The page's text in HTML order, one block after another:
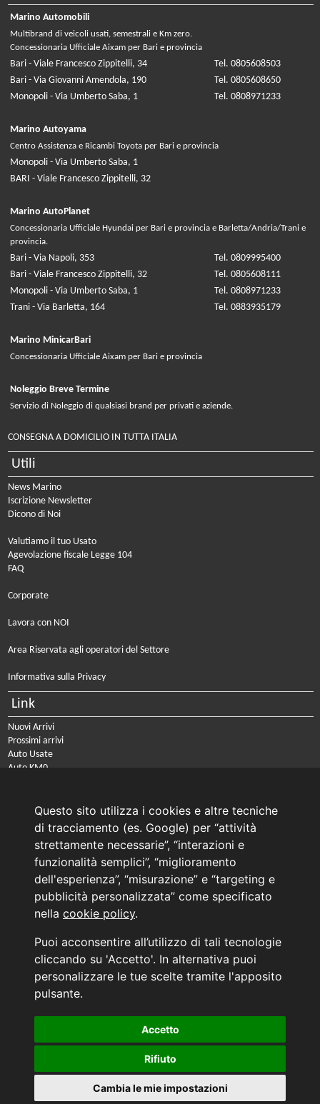
Questo sito utilizza i cookies e altre tecniche
di tracciamento (es. Google) per “attività
strettamente necessarie”, “interazioni e
funzionalità semplici”, “miglioramento
dell'esperienza”, “misurazione” e “targeting e
pubblicità personalizzata” come specificato
nella cookie policy.
Puoi acconsentire all’utilizzo di tali tecnologie
cliccando su 'Accetto'. In alternativa puoi
personalizzare le tue scelte tramite l'apposito
pulsante.
Accetto
Rifiuto
Cambia le mie impostazioni
Marino Automobili
Multibrand di veicoli usati, semestrali e Km zero.
Concessionaria Ufficiale Aixam per Bari e provincia
Bari - Viale Francesco Zippitelli, 34
Tel. 0805608503
Bari - Via Giovanni Amendola, 190
Tel. 0805608650
Monopoli - Via Umberto Saba, 1
Tel. 0808971233
Marino Autoyama
Centro Assistenza e Ricambi Toyota per Bari e provincia
Monopoli - Via Umberto Saba, 1
BARI - Viale Francesco Zippitelli, 32
Marino AutoPlanet
Concessionaria Ufficiale Hyundai per Bari e provincia e Barletta/Andria/Trani e
provincia.
Bari - Via Napoli, 353
Tel. 0809995400
Bari - Viale Francesco Zippitelli, 32
Tel. 0805608111
Monopoli - Via Umberto Saba, 1
Tel. 0808971233
Trani - Via Barletta, 164
Tel. 0883935179
Marino MinicarBari
Concessionaria Ufficiale Aixam per Bari e provincia
Noleggio Breve Termine
Servizio di Noleggio di qualsiasi brand per privati e aziende.
CONSEGNA A DOMICILIO IN TUTTA ITALIA
Utili
News Marino
Iscrizione Newsletter
Dicono di Noi
Valutiamo il tuo Usato
Agevolazione fiscale Legge 104
FAQ
Corporate
Lavora con NOI
Area Riservata agli operatori del Settore
Informativa sulla Privacy
Link
Nuovi Arrivi
Prossimi arrivi
Auto Usate
Auto KM0
PRENOTA IL TUO INTERVENTO DI OFFICINA
PRENOTA LA REVISIONE DELLA TUA AUTO
Consulente Online Usato: 0805608980
Consulente Online Hyundai: 0805608985
AUTO PLANET BARI SRL | BARI, via Zippitelli 32-34 - CAP 70132 | P.I. 05126720720
Generata in 0,082 secondi | 216.73.216.179
INFORMATIVA AI SENSI DELL'ART. 79 DEL REG. IVASS n° 40/2018
Aggiorna le tue preferenze di consenso alle tecnologie di tracciamento.